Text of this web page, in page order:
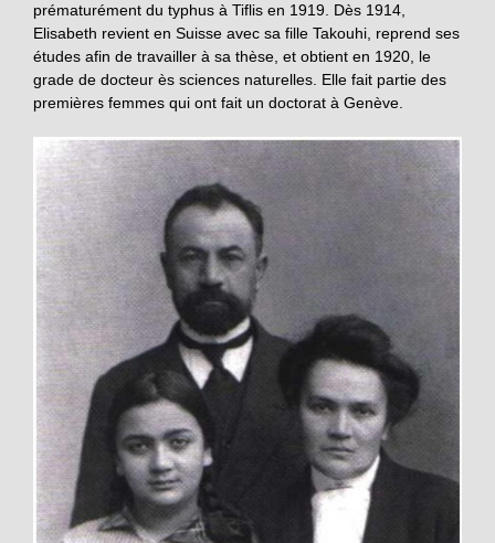
prématurément du typhus à Tiflis en 1919. Dès 1914,
Elisabeth revient en Suisse avec sa fille Takouhi, reprend ses
études afin de travailler à sa thèse, et obtient en 1920, le
grade de docteur ès sciences naturelles. Elle fait partie des
premières femmes qui ont fait un doctorat à Genève.